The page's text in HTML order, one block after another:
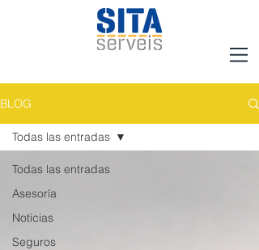
BLOG
Todas las entradas
Asesoría
Noticias
Seguros
Todas las entradas